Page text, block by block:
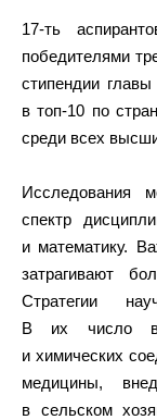
17-ть
победителями
стипендии главы
в топ-10 по
среди всех
Исследования
спектр
и математику.
затрагивают
Стратегии
В их число
и химических
медицины,
в сельском